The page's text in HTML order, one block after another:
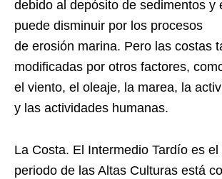
debido al depósito de sedimentos y
puede disminuir por los procesos
de erosión marina. Pero las costas
modificadas por otros factores,
el viento, el oleaje, la marea, la
y las actividades humanas.
La Costa. El Intermedio Tardío es
periodo de las Altas Culturas está